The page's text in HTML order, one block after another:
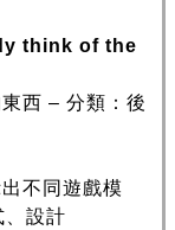
think of the
西 – 分類：後
不同遊戲模
、設計